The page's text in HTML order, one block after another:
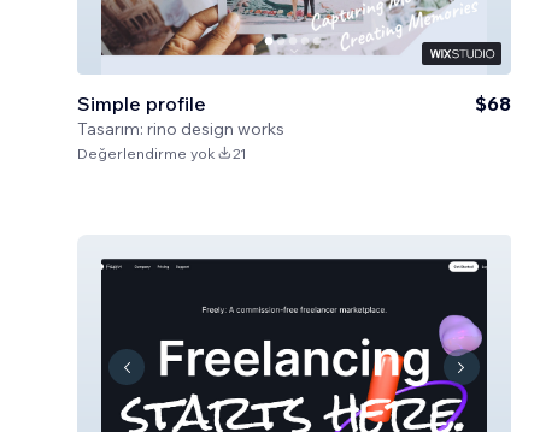
Simple profile
Tasarım: rino design works
$68
Değerlendirme yok 21